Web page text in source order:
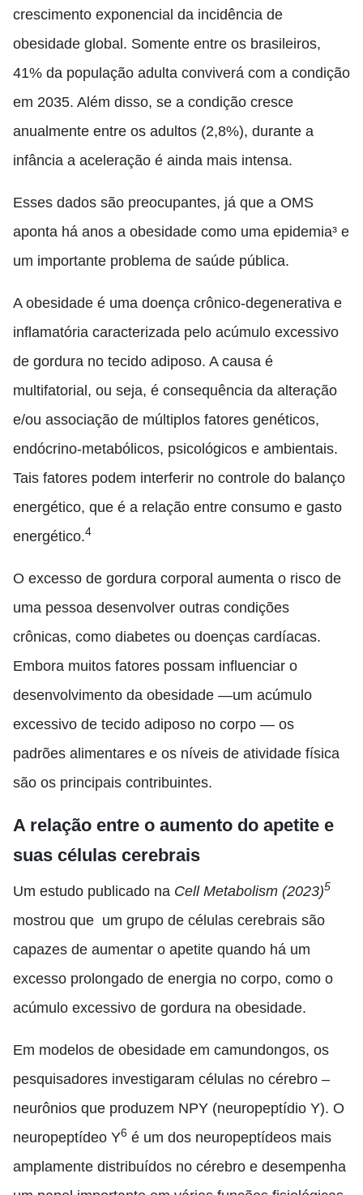
crescimento exponencial da incidência de
obesidade global. Somente entre os brasileiros,
41% da população adulta conviverá com a condição
em 2035. Além disso, se a condição cresce
anualmente entre os adultos (2,8%), durante a
infância a aceleração é ainda mais intensa.
Esses dados são preocupantes, já que a OMS
aponta há anos a obesidade como uma epidemia³ e
um importante problema de saúde pública.
A obesidade é uma doença crônico-degenerativa e
inflamatória caracterizada pelo acúmulo excessivo
de gordura no tecido adiposo. A causa é
multifatorial, ou seja, é consequência da alteração
e/ou associação de múltiplos fatores genéticos,
endócrino-metabólicos, psicológicos e ambientais.
Tais fatores podem interferir no controle do balanço
energético, que é a relação entre consumo e gasto
energético.4
O excesso de gordura corporal aumenta o risco de
uma pessoa desenvolver outras condições
crônicas, como diabetes ou doenças cardíacas.
Embora muitos fatores possam influenciar o
desenvolvimento da obesidade —um acúmulo
excessivo de tecido adiposo no corpo — os
padrões alimentares e os níveis de atividade física
são os principais contribuintes.
A relação entre o aumento do apetite e
suas células cerebrais
Um estudo publicado na Cell Metabolism (2023)5
mostrou que um grupo de células cerebrais são
capazes de aumentar o apetite quando há um
excesso prolongado de energia no corpo, como o
acúmulo excessivo de gordura na obesidade.
Em modelos de obesidade em camundongos, os
pesquisadores investigaram células no cérebro –
neurônios que produzem NPY (neuropeptídio Y). O
neuropeptídeo Y6 é um dos neuropeptídeos mais
amplamente distribuídos no cérebro e desempenha